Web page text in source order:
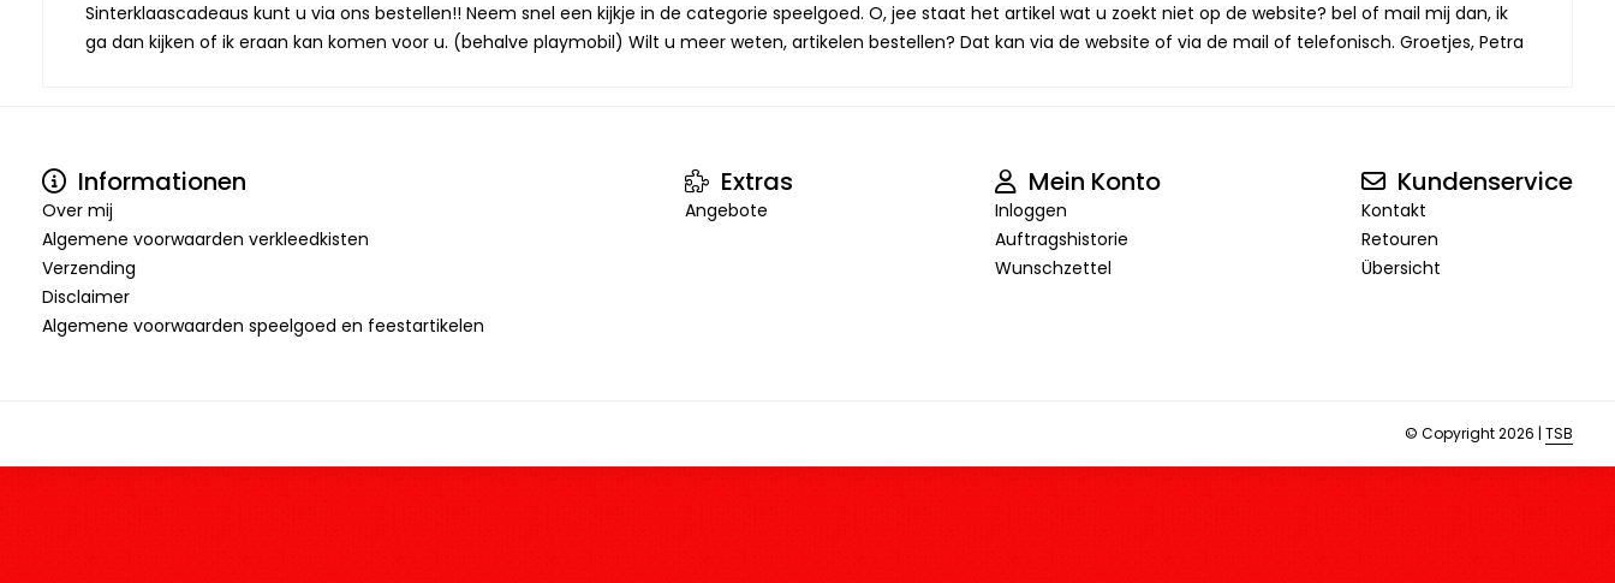
Sinterklaascadeaus kunt u via ons bestellen!! Neem snel een kijkje in de categorie speelgoed. O, jee staat het artikel wat u zoekt niet op de website? bel of mail mij dan, ik
ga dan kijken of ik eraan kan komen voor u. (behalve playmobil) Wilt u meer weten, artikelen bestellen? Dat kan via de website of via de mail of telefonisch. Groetjes, Petra
Informationen
Over mij
Algemene voorwaarden verkleedkisten
Verzending
Disclaimer
Algemene voorwaarden speelgoed en feestartikelen
Extras
Angebote
Mein Konto
Inloggen
Auftragshistorie
Wunschzettel
Kundenservice
Kontakt
Retouren
Übersicht
© Copyright 2026 | TSB